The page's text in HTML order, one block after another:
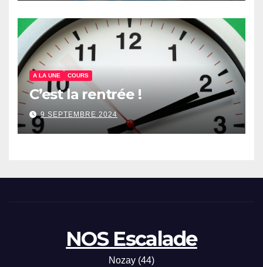
A LA UNE COURS
C’est la rentrée !
9 SEPTEMBRE 2024
NOS Escalade
Nozay (44)